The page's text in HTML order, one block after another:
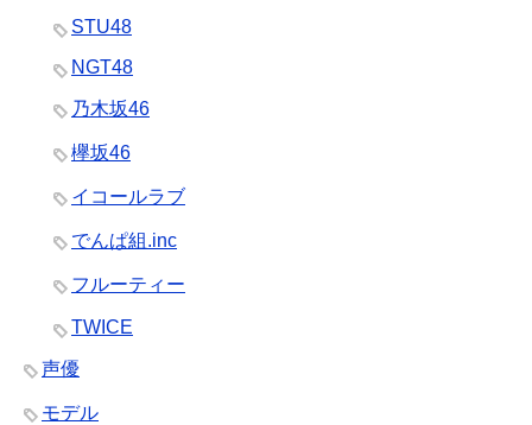
STU48
NGT48
乃木坂46
欅坂46
イコールラブ
でんぱ組.inc
フルーティー
TWICE
声優
モデル